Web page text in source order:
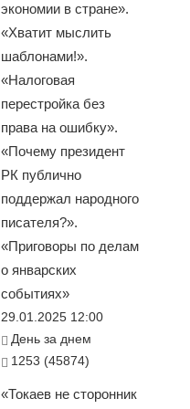
экономии в стране».
«Хватит мыслить
шаблонами!».
«Налоговая
перестройка без
права на ошибку».
«Почему президент
РК публично
поддержал народного
писателя?».
«Приговоры по делам
о январских
событиях»
29.01.2025 12:00
День за днем
1253 (45874)
«Токаев не сторонник